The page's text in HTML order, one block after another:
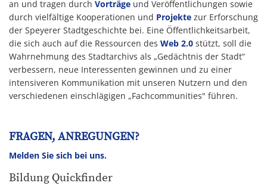
an und tragen durch Vorträge und Veröffentlichungen sowie
durch vielfältige Kooperationen und Projekte zur Erforschung
der Speyerer Stadtgeschichte bei. Eine Öffentlichkeitsarbeit,
die sich auch auf die Ressourcen des Web 2.0 stützt, soll die
Wahrnehmung des Stadtarchivs als „Gedächtnis der Stadt“
verbessern, neue Interessenten gewinnen und zu einer
intensiveren Kommunikation mit unseren Nutzern und den
verschiedenen einschlägigen „Fachcommunities" führen.
FRAGEN, ANREGUNGEN?
Melden Sie sich bei uns.
Bildung Quickfinder